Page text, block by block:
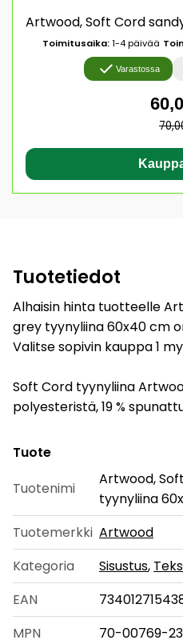
Toimitusaika:1-4 päivää
Varastossa
Tuotetiedot
Alhaisin hinta tuotteelle
grey tyynyliina 60x40 cm
Valitse sopivin kauppa 1
Soft Cord tyynyliina
polyesteristä, 19 %
Tuote
Tuotenimi
Artwood,
tyynyliina
Tuotemerkki Artwood
Kategoria
Sisustus,
EAN
MPN
70-00769-23